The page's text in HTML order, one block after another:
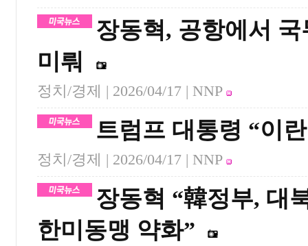
장동혁, 공항에서
미뤄
정치/경제 | 2026/04/17 | NNP
트럼프 대통령 “이
정치/경제 | 2026/04/17 | NNP
장동혁 “韓정부, 대
한미동맹 약화”